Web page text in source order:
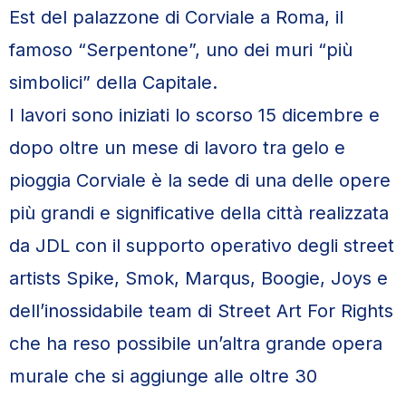
Est del palazzone di Corviale a Roma, il
famoso “Serpentone”, uno dei muri “più
simbolici” della Capitale.
I lavori sono iniziati lo scorso 15 dicembre e
dopo oltre un mese di lavoro tra gelo e
pioggia Corviale è la sede di una delle opere
più grandi e significative della città realizzata
da JDL con il supporto operativo degli street
artists Spike, Smok, Marqus, Boogie, Joys e
dell’inossidabile team di Street Art For Rights
che ha reso possibile un’altra grande opera
murale che si aggiunge alle oltre 30